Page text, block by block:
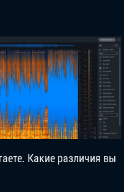
Какие различия вы